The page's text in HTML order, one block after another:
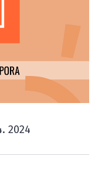
2024